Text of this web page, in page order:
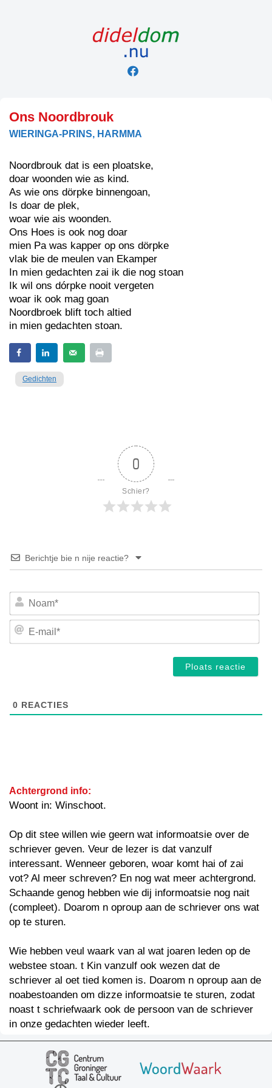
Ons Noordbrouk
WIERINGA-PRINS, HARMMA
Noordbrouk dat is een ploatske,
doar woonden wie as kind.
As wie ons dörpke binnengoan,
Is doar de plek,
woar wie ais woonden.
Ons Hoes is ook nog doar
mien Pa was kapper op ons dörpke
vlak bie de meulen van Ekamper
In mien gedachten zai ik die nog stoan
Ik wil ons dórpke nooit vergeten
woar ik ook mag goan
Noordbroek blift toch altied
in mien gedachten stoan.
Gedichten
0
Schier?
Berichtje bie n nije reactie?
E-
0 REACTIES
Achtergrond info:
Woont in: Winschoot.
Op dit stee willen wie geern wat informoatsie over de
schriever geven. Veur de lezer is dat vanzulf
interessant. Wenneer geboren, woar komt hai of zai
vot? Al meer schreven? En nog wat meer achtergrond.
Schaande genog hebben wie dij informoatsie nog nait
(compleet). Doarom n oproup aan de schriever ons wat
op te sturen.
Wie hebben veul waark van al wat joaren leden op de
webstee stoan. t Kin vanzulf ook wezen dat de
schriever al oet tied komen is. Doarom n oproup aan de
noabestoanden om dizze informoatsie te sturen, zodat
noast t schriefwaark ook de persoon van de schriever
in onze gedachten wieder leeft.